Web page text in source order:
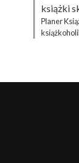
książki
Planer